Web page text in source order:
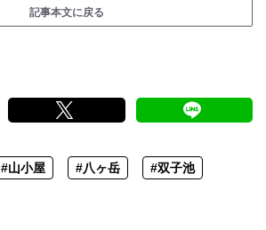
記事本文に戻る
#山小屋 #八ヶ岳 #双子池